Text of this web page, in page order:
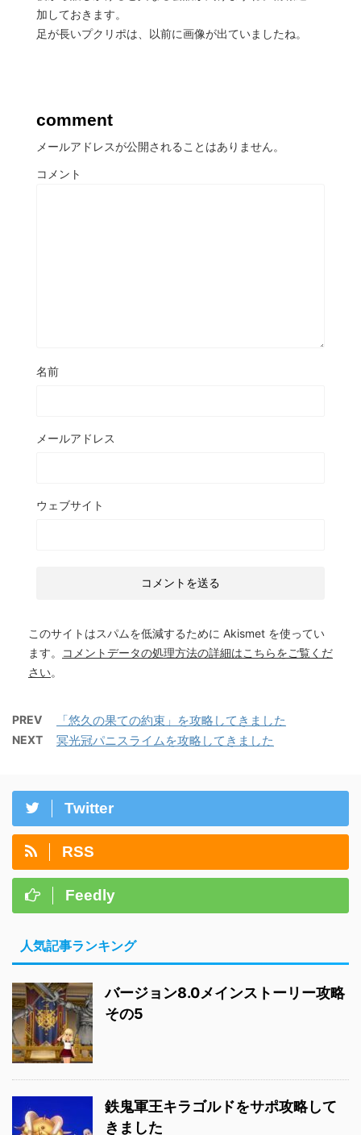
加しておきます。
足が長いプクリポは、以前に画像が出ていましたね。
comment
メールアドレスが公開されることはありません。
コメント
名前
メールアドレス
ウェブサイト
このサイトはスパムを低減するために Akismet を使ってい
ます。
コメントデータの処理方法の詳細はこちらをご覧くだ
さい。
PREV 「悠久の果ての約束」を攻略してきました
NEXT 冥光冠パニスライムを攻略してきました
Twitter
RSS
Feedly
人気記事ランキング
バージョン8.0メインストーリー攻略
その5
鉄鬼軍王キラゴルドをサポ攻略して
きました